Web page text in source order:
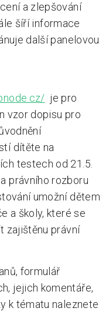
a zlepšování
šíří informace
další panelovou
je pro
vzor dopisu pro
dítěte na
testech od 21.5.
právního rozboru
umožní dětem
a školy, které se
zajištěnu právní
formulář
jejich komentáře,
k tématu naleznete